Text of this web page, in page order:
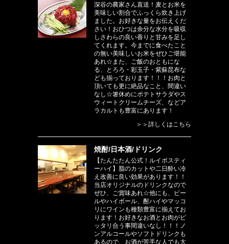
深谷の農家さん直送！麦とお米を
美味しい割合でふっくら炊き上げ
ました。お好きな量をお伝えくだ
さい！おひつは余分な水分を吸収
しさわらの良い香りと甘みを足し
てくれます。今までに食べたこと
の無い美味しいお米をぜひご堪能
あれ☆また、ご飯のおともにな
る、とろろ・彩玉子・紫蘇昆布な
ども揃っております！！！お肉と
頂いても更に絶品なこと、間違い
なし☆箸休めにポテトサラダやス
ウィートクリームチーズ、などア
ラカルトも豊富にあります！
＞＞詳しくはこちら
焼酎/日本酒/ドリンク
【たんたたん公式！ルイボスティ
ーハイ】脂のカットや二日酔い冷
え改善に良い効果があります！！
当店オリジナルのドリンクなので
ぜひ、ご賞味あれ☆他にも、ビー
ルやハイボール、酎ハイやマッコ
リにワインも種類豊富に揃えてお
ります！お好きなお酒とお肉がピ
ッタリ合う事間違いなし！！！ノ
ンアルコールやソフトドリンクも
あるので、お酒が苦手な人でも大